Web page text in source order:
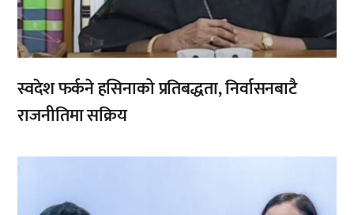
स्वदेश फर्कने हसिनाको प्रतिबद्धता, निर्वासनबाटै
राजनीतिमा सक्रिय
,